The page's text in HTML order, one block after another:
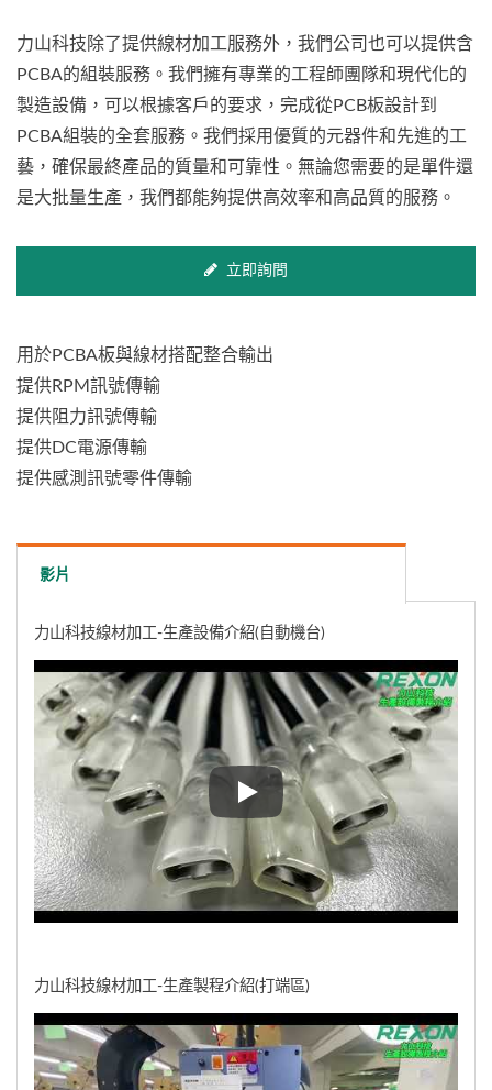
力山科技除了提供線材加工服務外，我們公司也可以提供含
PCBA的組裝服務。我們擁有專業的工程師團隊和現代化的
製造設備，可以根據客戶的要求，完成從PCB板設計到
PCBA組裝的全套服務。我們採用優質的元器件和先進的工
藝，確保最終產品的質量和可靠性。無論您需要的是單件還
是大批量生產，我們都能夠提供高效率和高品質的服務。
立即詢問
用於PCBA板與線材搭配整合輸出
提供RPM訊號傳輸
提供阻力訊號傳輸
提供DC電源傳輸
提供感測訊號零件傳輸
影片
力山科技線材加工-生產設備介紹(自動機台)
力山科技線材加工-生產設備介
力山科技線材加工-生產製程介紹(打端區)